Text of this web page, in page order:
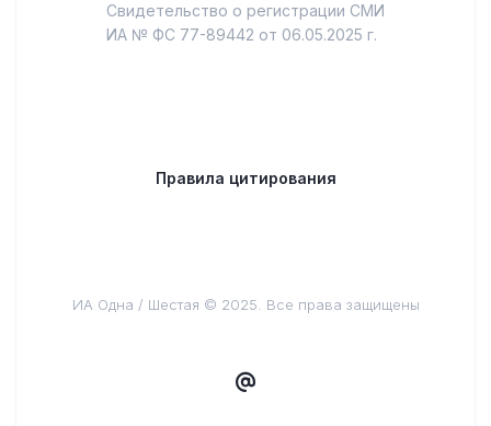
Свидетельство о регистрации СМИ
ИА № ФС 77-89442 от 06.05.2025 г.
Правила цитирования
ИА Одна / Шестая © 2025. Все права защищены